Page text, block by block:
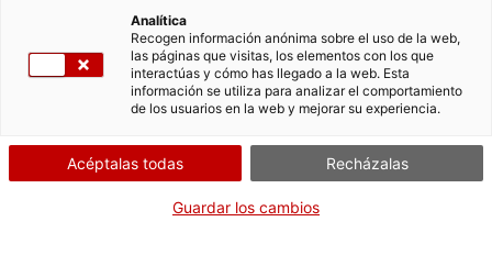
Servicios de Internacionalización
Servicios de Innovación Servicios para Startups
Actividades
Contacto
¿Qué necesitas hacer?
Consulta a continuación todas las opciones
corresponda con tu caso y podrás acceder a
toda la información y condiciones de
Analítica
Recogen información anónima sobre el uso de la web,
las páginas que visitas, los elementos con los que
interactúas y cómo has llegado a la web. Esta
información se utiliza para analizar el comportamiento
de los usuarios en la web y mejorar su experiencia.
Acéptalas todas Recházalas
Guardar los cambios